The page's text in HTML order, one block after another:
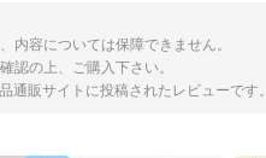
内容については保障できません。
認の上、ご購入下さい。
通販サイトに投稿されたレビューです。